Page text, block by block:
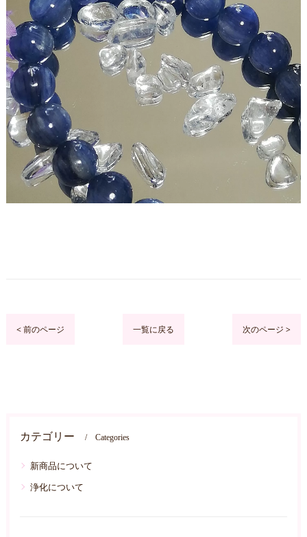
< 前のページ 一覧に戻る 次のページ >
カテゴリー Categories
新商品について
浄化について